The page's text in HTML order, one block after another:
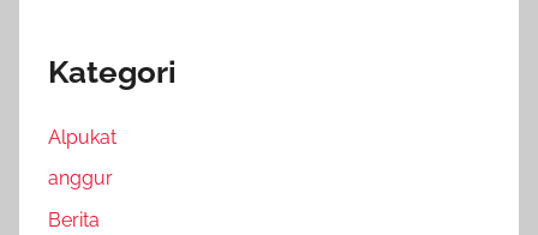
Kategori
Alpukat
anggur
Berita